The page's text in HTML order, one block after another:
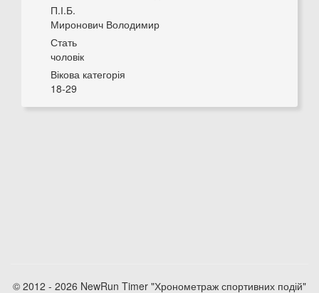
П.І.Б.
Миронович Володимир
Стать
чоловік
Вікова категорія
18-29
© 2012 - 2026 NewRun Timer "Хронометраж спортивних подій"